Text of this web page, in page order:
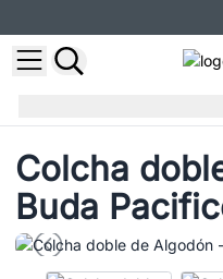
Colcha
Buda